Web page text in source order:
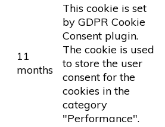
11
months
This cookie is set
by GDPR Cookie
Consent plugin.
The cookie is used
to store the user
consent for the
cookies in the
category
"Performance".